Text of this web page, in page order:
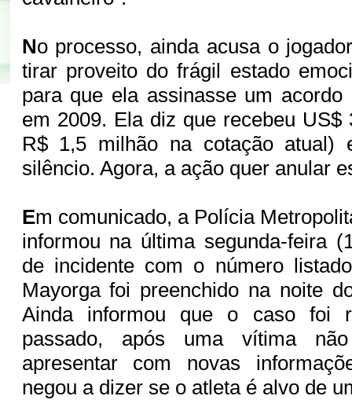
No processo, ainda acusa o
tirar proveito do frágil estado
para que ela assinasse um acordo
em 2009. Ela diz que recebeu
R$ 1,5 milhão na cotação atual)
silêncio. Agora, a ação quer anular
Em comunicado, a Polícia
informou na última segunda-feira
de incidente com o número
Mayorga foi preenchido na noite
Ainda informou que o caso foi
passado, após uma vítima
apresentar com novas
negou a dizer se o atleta é alvo de